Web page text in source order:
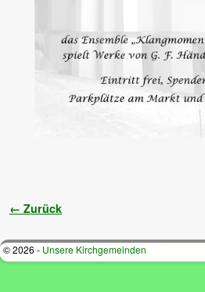
Bilder-Navigation
← Zurück
© 2026 - Unsere Kirchgemeinden